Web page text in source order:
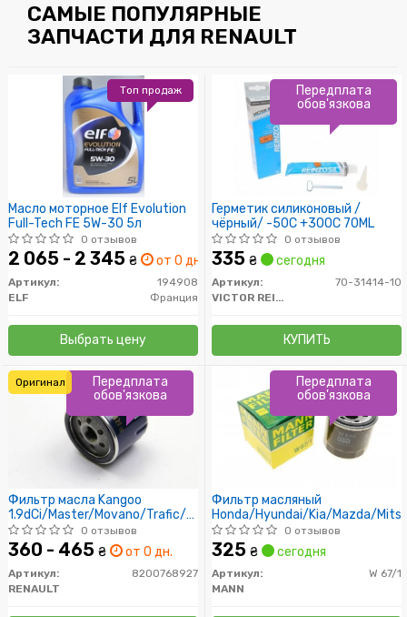
САМЫЕ ПОПУЛЯРНЫЕ
ЗАПЧАСТИ ДЛЯ RENAULT
Масло моторное Elf Evolution
Full-Tech FE 5W-30 5л
0 отзывов
2 065 - 2 345 ₴ от 0 дн.
Артикул:
194908
ELF
Франция
Выбрать цену
Топ продаж
Герметик силиконовый /
чёрный/ -50C +300C 70ML
0 отзывов
335 ₴ сегодня
Артикул:
70-31414-10
VICTOR REINZ
КУПИТЬ
Передплата
обов'язкова
Фильтр масла Kangoo
1.9dCi/Master/Movano/Trafic/Vivaro
(високий)
0 отзывов
360 - 465 ₴ от 0 дн.
Артикул:
8200768927
RENAULT
Передплата
обов'язкова
Оригинал
Фильтр масляный
Honda/Hyundai/Kia/Mazda/
0 отзывов
325 ₴ сегодня
Артикул:
W 67/1
MANN
Передплата
обов'язкова